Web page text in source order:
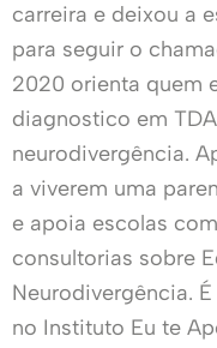
carreira e deixou a
para seguir o
2020 orienta quem
diagnostico em
neurodivergência.
a viverem uma
e apoia escolas
consultorias sobre
Neurodivergência.
no Instituto Eu te